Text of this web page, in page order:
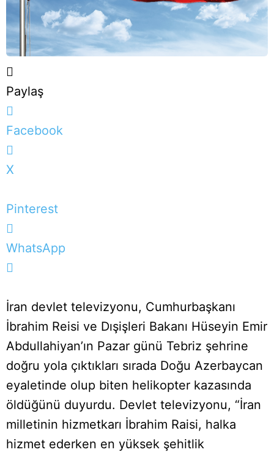
Paylaş
Facebook
X
Pinterest
WhatsApp
İran devlet televizyonu, Cumhurbaşkanı
İbrahim Reisi ve Dışişleri Bakanı Hüseyin Emir
Abdullahiyan’ın Pazar günü Tebriz şehrine
doğru yola çıktıkları sırada Doğu Azerbaycan
eyaletinde olup biten helikopter kazasında
öldüğünü duyurdu. Devlet televizyonu, “İran
milletinin hizmetkarı İbrahim Raisi, halka
hizmet ederken en yüksek şehitlik